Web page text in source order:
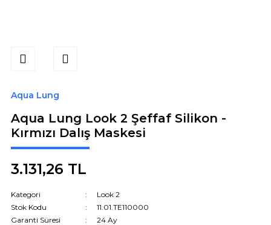
Aqua Lung
Aqua Lung Look 2 Şeffaf Silikon -
Kırmızı Dalış Maskesi
3.131,26 TL
Kategori
Look 2
Stok Kodu
11.01.TE110000
Garanti Süresi
24 Ay